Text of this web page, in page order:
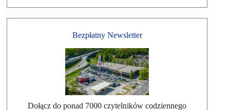
Bezpłatny Newsletter
Dołącz do ponad 7000 czytelników codziennego